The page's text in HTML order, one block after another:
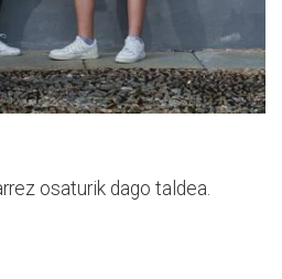
osaturik dago taldea.